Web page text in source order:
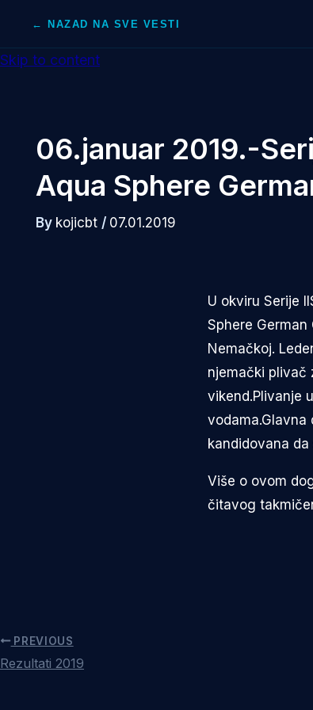
← NAZAD NA SVE VESTI
Skip to content
06.januar 2019.-
Aqua Sphere
By kojicbt / 07.01.2019
U okviru Serije
Sphere
Nemačkoj.
njemački plivač
vikend.Plivanje
vodama.Glavna
kandidovana
Više o ovom
čitavog
PREVIOUS
Rezultati 2019